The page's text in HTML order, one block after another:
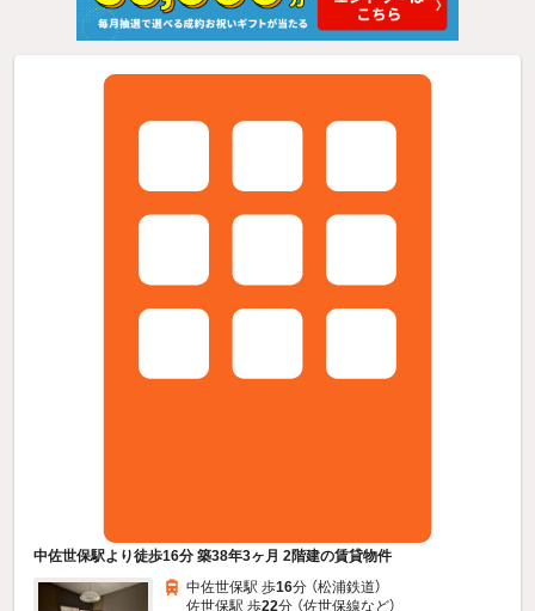
中佐世保駅より徒歩16分 築38年3ヶ月 2階建の賃貸物件
中佐世保駅 歩16分 （松浦鉄道）
佐世保駅 歩22分 （佐世保線など）